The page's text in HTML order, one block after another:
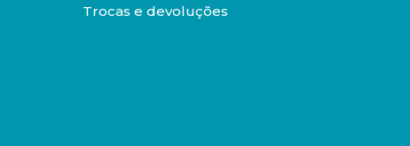
Trocas e devoluções